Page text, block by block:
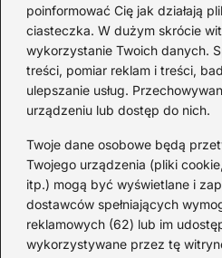
poinformować Cię jak działają
ciasteczka. W dużym skrócie
wykorzystanie Twoich danych.
treści, pomiar reklam i treści,
ulepszanie usług.
urządzeniu lub dostęp do nich.
Twoje dane osobowe będą
Twojego urządzenia (pliki
itp.) mogą być wyświetlane i
dostawców spełniających
reklamowych (62) lub im
wykorzystywane przez tę
światowej
fakty i
2026-08-02
2026-07-20
Mało
Wisławie